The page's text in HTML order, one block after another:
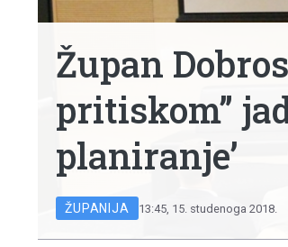
Župan
pritiskom”
planiranje’
ŽUPANIJA 13:45, 15. studenoga 2018.